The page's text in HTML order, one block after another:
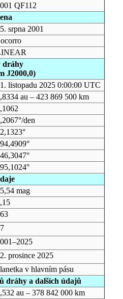
QF112
srpna 2001
dráhy
J2000,0)
listopadu 2025 0:00:00 UTC
au – 423 869 500 km
den
mag
prosince 2025
v hlavním pásu
dráhy a dalších údajů
au – 378 842 000 km